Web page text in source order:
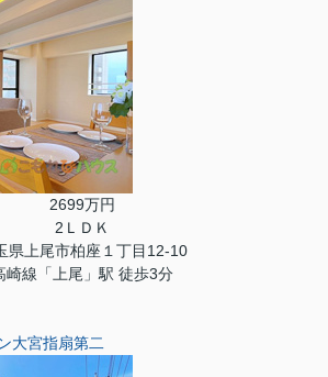
2699万円
2ＬＤＫ
県上尾市柏座１丁目12-10
崎線「上尾」駅 徒歩3分
大宮指扇第二